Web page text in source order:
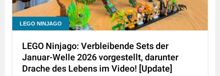
LEGO NINJAGO
LEGO Ninjago: Verbleibende Sets der
Januar-Welle 2026 vorgestellt, darunter
Drache des Lebens im Video! [Update]